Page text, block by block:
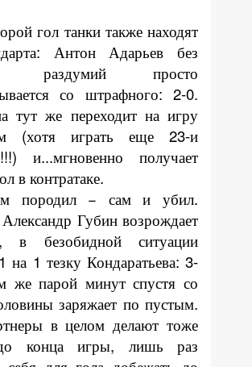
гол танки также находят
Антон Адарьев без
раздумий просто
со штрафного: 2-0.
тут же переходит на игру
(хотя играть еще 23-и
и...мгновенно получает
в контратаке.
породил − сам и убил.
Губин возрождает
в безобидной ситуации
на 1 тезку Кондаратьева: 3-
же парой минут спустя со
заряжает по пустым.
в целом делают тоже
конца игры, лишь раз